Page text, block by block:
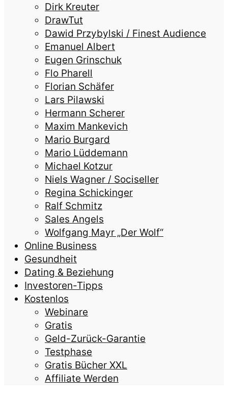
Dirk Kreuter
DrawTut
Dawid Przybylski / Finest Audience
Emanuel Albert
Eugen Grinschuk
Flo Pharell
Florian Schäfer
Lars Pilawski
Hermann Scherer
Maxim Mankevich
Mario Burgard
Mario Lüddemann
Michael Kotzur
Niels Wagner / Sociseller
Regina Schickinger
Ralf Schmitz
Sales Angels
Wolfgang Mayr „Der Wolf“
Online Business
Gesundheit
Dating & Beziehung
Investoren-Tipps
Kostenlos
Webinare
Gratis
Geld-Zurück-Garantie
Testphase
Gratis Bücher XXL
Affiliate Werden